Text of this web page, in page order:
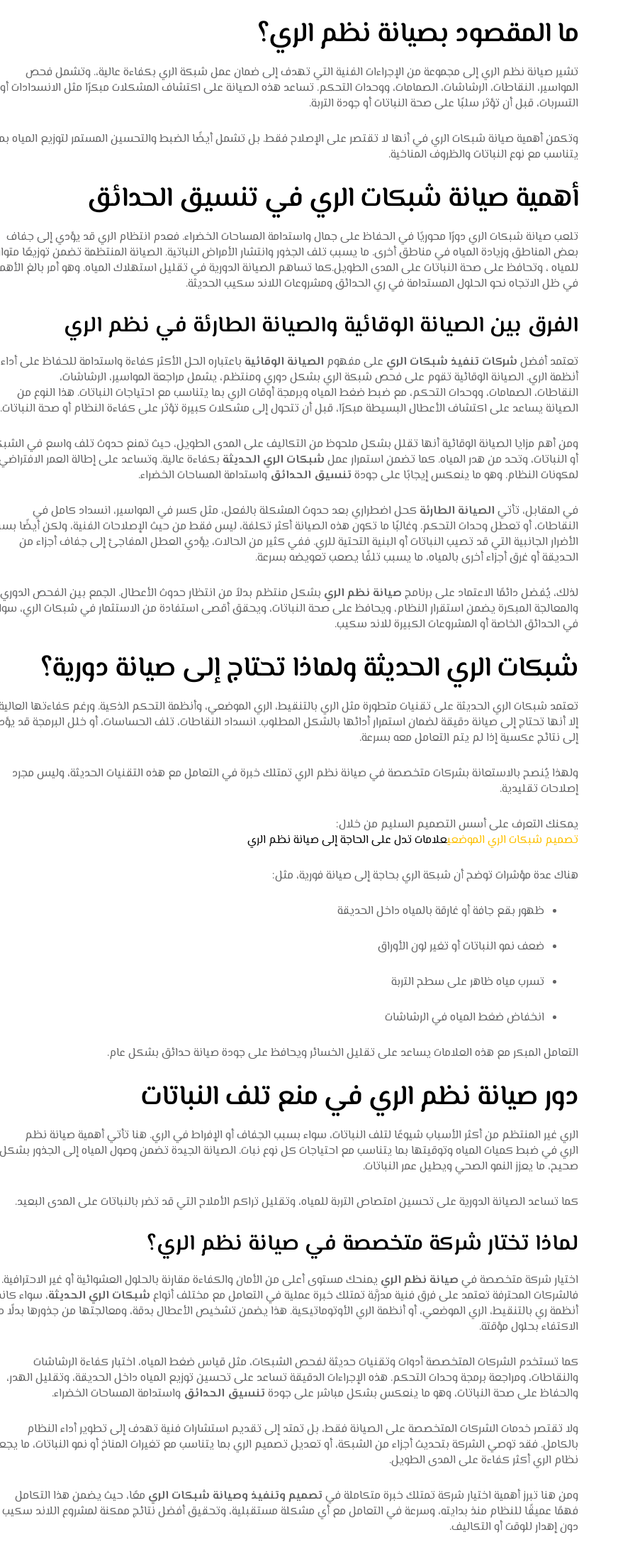
ما المقصود بصيانة نظم الري؟
تشير صيانة نظم الريإلى مجموعة من الإجراءات الفنية التي تهدف إلى ضمان عمل شبكة الري بكفاءة عالية،. وتشمل فحص
المواسير، النقاطات، الرشاشات، الصمامات، ووحدات التحكم. تساعد هذه الصيانة على اكتشاف المشكلات مبكرًا مثل الانسدادات أو
التسربات، قبل أن تؤثر سلبًا على صحة النباتات أو جودة التربة.
وتكمن أهمية صيانة شبكات الري في أنها لا تقتصر على الإصلاح فقط. بل تشمل أيضًا الضبط والتحسين المستمر لتوزيع المياه
يتناسب مع نوع النباتات والظروف المناخية.
أهمية صيانة شبكات الري في تنسيق الحدائق
تلعب صيانة شبكات الري دورًا محوريًا في الحفاظ على جمال واستدامة المساحات الخضراء. فعدم انتظام الري قد يؤدي إلى جفاف
بعض المناطق وزيادة المياه في مناطق أخرى. ما يسبب تلف الجذور وانتشار الأمراض النباتية. الصيانة المنتظمة تضمن توزيعًا
للمياه ، وتحافظ على صحة النباتات على المدى الطويل.كما تساهم الصيانة الدورية في تقليل استهلاك المياه. وهو أمر بالغ
في ظل الاتجاه نحو الحلول المستدامة في ري الحدائقومشروعات اللاند سكيب الحديثة.
الفرق بين الصيانة الوقائية والصيانة الطارئة في نظم الري
تعتمد أفضل شركات تنفيذ شبكات الري على مفهوم الصيانة الوقائية باعتباره الحل الأكثر كفاءة واستدامة للحفاظ على أداء
أنظمة الري. الصيانة الوقائية تقوم على فحص شبكة الري بشكل دوري ومنتظم، يشمل مراجعة المواسير، الرشاشات،
النقاطات، الصمامات، ووحدات التحكم، مع ضبط ضغط المياه وبرمجة أوقات الري بما يتناسب مع احتياجات النباتات. هذا النوع من
الصيانة يساعد على اكتشاف الأعطال البسيطة مبكرًا، قبل أن تتحول إلى مشكلات كبيرة تؤثر على كفاءة النظام أو صحة النباتات.
ومن أهم مزايا الصيانة الوقائية أنها تقلل بشكل ملحوظ من التكاليف على المدى الطويل، حيث تمنع حدوث تلف واسع في
أو النباتات، وتحد من هدر المياه. كما تضمن استمرار عمل شبكات الري الحديثة بكفاءة عالية. وتساعد على إطالة العمر
لمكونات النظام. وهو ما ينعكس إيجابًا على جودة تنسيق الحدائق واستدامة المساحات الخضراء.
في المقابل، تأتي الصيانة الطارئة كحل اضطراري بعد حدوث المشكلة بالفعل، مثل كسر في المواسير، انسداد كامل في
النقاطات، أو تعطل وحدات التحكم. وغالبًا ما تكون هذه الصيانة أكثر تكلفة، ليس فقط من حيث الإصلاحات الفنية، ولكن أيضًا
الأضرار الجانبية التي قد تصيب النباتات أو البنية التحتية للري. ففي كثير من الحالات، يؤدي العطل المفاجئ إلى جفاف أجزاء من
الحديقة أو غرق أجزاء أخرى بالمياه، ما يسبب تلفًا يصعب تعويضه بسرعة.
لذلك، يُفضل دائمًا الاعتماد على برنامج صيانة نظم الري بشكل منتظم بدلاً من انتظار حدوث الأعطال. الجمع بين الفحص الدوري
والمعالجة المبكرة يضمن استقرار النظام، ويحافظ على صحة النباتات، ويحقق أقصى استفادة من الاستثمار في شبكات الري،
في الحدائق الخاصة أو المشروعات الكبيرة للاند سكيب.
شبكات الري الحديثة ولماذا تحتاج إلى صيانة دورية؟
تعتمد شبكات الري الحديثة على تقنيات متطورة مثل الري بالتنقيط، الري الموضعي، وأنظمة التحكم الذكية. ورغم كفاءتها
إلا أنها تحتاج إلى صيانة دقيقة لضمان استمرار أدائها بالشكل المطلوب. انسداد النقاطات، تلف الحساسات، أو خلل البرمجة قد
إلى نتائج عكسية إذا لم يتم التعامل معه بسرعة.
ولهذا يُنصح بالاستعانة بشركات متخصصة في صيانة نظم الري تمتلك خبرة في التعامل مع هذه التقنيات الحديثة، وليس مجرد
إصلاحات تقليدية.
يمكنك التعرف على أسس التصميم السليم من خلال:
تصميم شبكات الري الموضعيعلامات تدل على الحاجة إلى صيانة نظم الري
هناك عدة مؤشرات توضح أن شبكة الري بحاجة إلى صيانة فورية، مثل:
ظهور بقع جافة أو غارقة بالمياه داخل الحديقة
ضعف نمو النباتات أو تغير لون الأوراق
تسرب مياه ظاهر على سطح التربة
انخفاض ضغط المياه في الرشاشات
التعامل المبكر مع هذه العلامات يساعد على تقليل الخسائر ويحافظ على جودة صيانة حدائق بشكل عام.
دور صيانة نظم الري في منع تلف النباتات
الري غير المنتظم من أكثر الأسباب شيوعًا لتلف النباتات، سواء بسبب الجفاف أو الإفراط في الري. هنا تأتي أهمية صيانة نظم
الري في ضبط كميات المياه وتوقيتها بما يتناسب مع احتياجات كل نوع نبات. الصيانة الجيدة تضمن وصول المياه إلى الجذور بشكل
صحيح، ما يعزز النمو الصحي ويطيل عمر النباتات.
كما تساعد الصيانة الدورية على تحسين امتصاص التربة للمياه، وتقليل تراكم الأملاح التي قد تضر بالنباتات على المدى البعيد.
لماذا تختار شركة متخصصة في صيانة نظم الري؟
اختيار شركة متخصصة في صيانة نظم الري يمنحك مستوى أعلى من الأمان والكفاءة مقارنة بالحلول العشوائية أو غير الاحترافية.
فالشركات المحترفة تعتمد على فرق فنية مدرَّبة تمتلك خبرة عملية في التعامل مع مختلف أنواع شبكات الري الحديثة، سواء
أنظمة ري بالتنقيط، الري الموضعي، أو أنظمة الري الأوتوماتيكية. هذا يضمن تشخيص الأعطال بدقة، ومعالجتها من جذورها بدلًا
الاكتفاء بحلول مؤقتة.
كما تستخدم الشركات المتخصصة أدوات وتقنيات حديثة لفحص الشبكات، مثل قياس ضغط المياه، اختبار كفاءة الرشاشات
والنقاطات، ومراجعة برمجة وحدات التحكم. هذه الإجراءات الدقيقة تساعد على تحسين توزيع المياه داخل الحديقة، وتقليل الهدر،
والحفاظ على صحة النباتات، وهو ما ينعكس بشكل مباشر على جودة تنسيق الحدائق واستدامة المساحات الخضراء.
ولا تقتصر خدمات الشركات المتخصصة على الصيانة فقط، بل تمتد إلى تقديم استشارات فنية تهدف إلى تطوير أداء النظام
بالكامل. فقد توصي الشركة بتحديث أجزاء من الشبكة، أو تعديل تصميم الري بما يتناسب مع تغيرات المناخ أو نمو النباتات، ما
نظام الري أكثر كفاءة على المدى الطويل.
ومن هنا تبرز أهمية اختيار شركة تمتلك خبرة متكاملة في تصميم وتنفيذ وصيانة شبكات الري معًا، حيث يضمن هذا التكامل
فهمًا عميقًا للنظام منذ بدايته، وسرعة في التعامل مع أي مشكلة مستقبلية، وتحقيق أفضل نتائج ممكنة لمشروع اللاند سكيب
دون إهدار للوقت أو التكاليف.